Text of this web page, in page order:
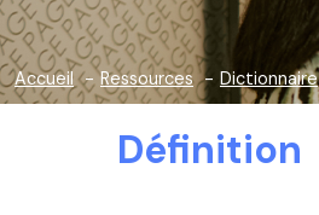
Accueil Ressources Dictionnaire
Définition